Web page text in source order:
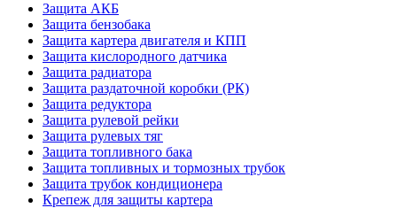
Защита АКБ
Защита бензобака
Защита картера двигателя и КПП
Защита кислородного датчика
Защита радиатора
Защита раздаточной коробки (РК)
Защита редуктора
Защита рулевой рейки
Защита рулевых тяг
Защита топливного бака
Защита топливных и тормозных трубок
Защита трубок кондиционера
Крепеж для защиты картера